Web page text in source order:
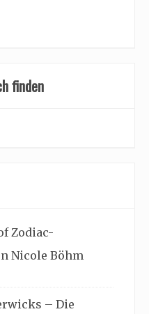
finden
Zodiac-
Nicole Böhm
– Die